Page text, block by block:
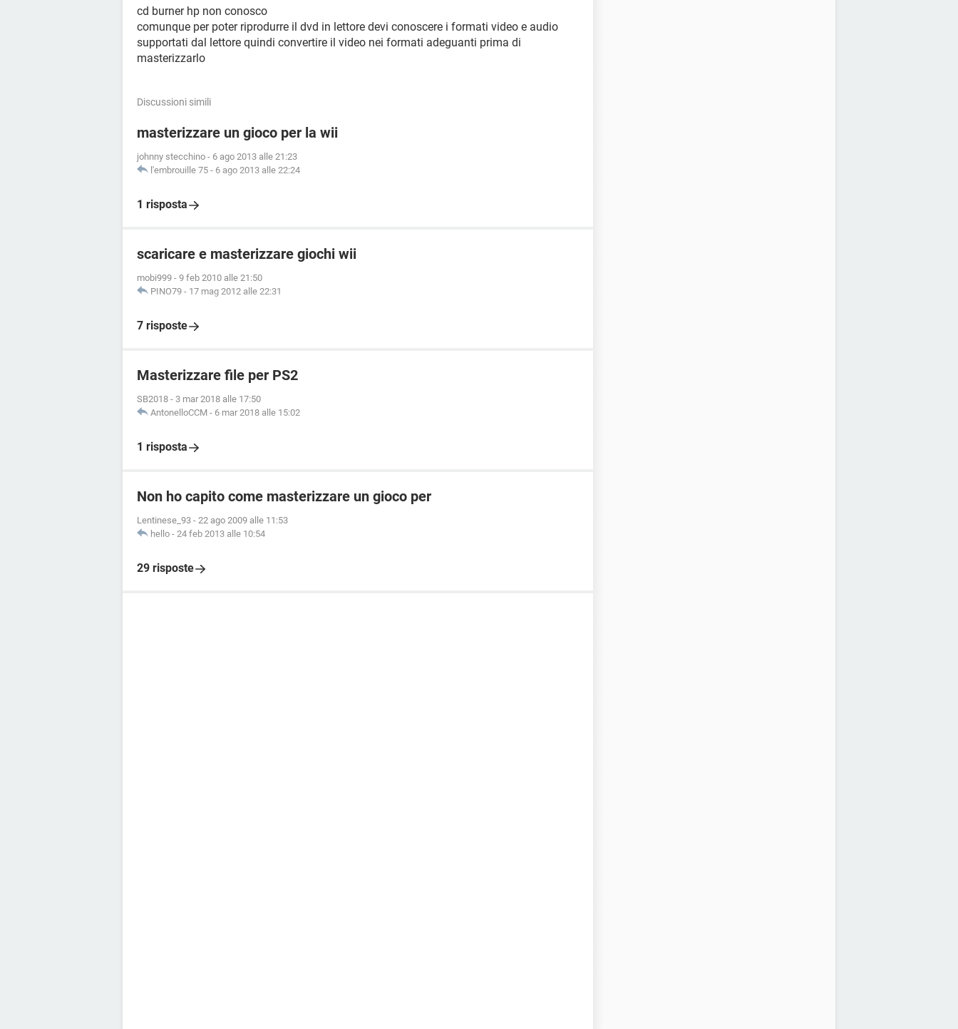
cd burner hp non conosco
comunque per poter riprodurre il dvd in lettore devi conoscere i formati video e audio
supportati dal lettore quindi convertire il video nei formati adeguanti prima di
masterizzarlo
Discussioni simili
masterizzare un gioco per la wii
johnny stecchino - 6 ago 2013 alle 21:23
l'embrouille 75 - 6 ago 2013 alle 22:24
1 risposta
scaricare e masterizzare giochi wii
mobi999 - 9 feb 2010 alle 21:50
PINO79 - 17 mag 2012 alle 22:31
7 risposte
Masterizzare file per PS2
SB2018 - 3 mar 2018 alle 17:50
AntonelloCCM - 6 mar 2018 alle 15:02
1 risposta
Non ho capito come masterizzare un gioco per
Lentinese_93 - 22 ago 2009 alle 11:53
hello - 24 feb 2013 alle 10:54
29 risposte